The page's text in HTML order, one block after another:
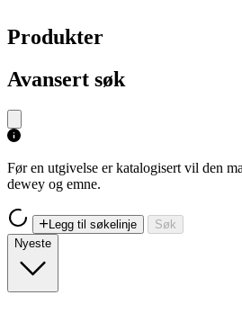
Produkter
Avansert søk
Før en utgivelse er katalogisert vil den
dewey og emne.
Legg til søkelinje
Søk
Nyeste